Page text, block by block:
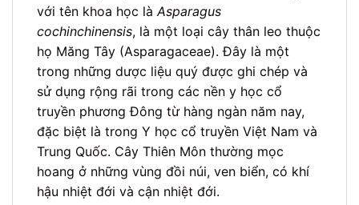
với tên khoa học là Asparagus
cochinchinensis, là một loại cây thân leo thuộc
họ Măng Tây (Asparagaceae). Đây là một
trong những dược liệu quý được ghi chép và
sử dụng rộng rãi trong các nền y học cổ
truyền phương Đông từ hàng ngàn năm nay,
đặc biệt là trong Y học cổ truyền Việt Nam và
Trung Quốc. Cây Thiên Môn thường mọc
hoang ở những vùng đồi núi, ven biển, có khí
hậu nhiệt đới và cận nhiệt đới.